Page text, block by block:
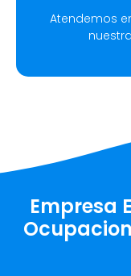
Atendemos
Empresa